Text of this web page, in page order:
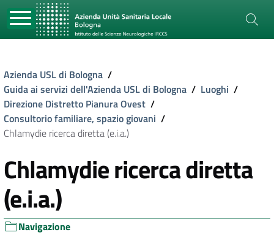
Azienda USL di Bologna /
Guida ai servizi dell'Azienda USL di Bologna / Luoghi /
Direzione Distretto Pianura Ovest /
Consultorio familiare, spazio giovani /
Chlamydie ricerca diretta (e.i.a.)
Chlamydie ricerca diretta
(e.i.a.)
Navigazione